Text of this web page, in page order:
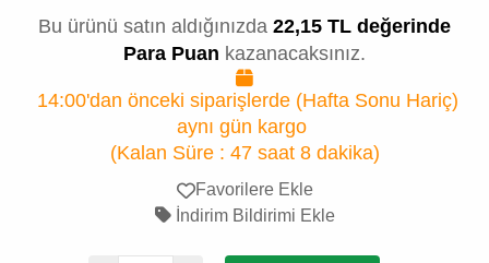
Bu ürünü satın aldığınızda 22,15 TL değerinde
Para Puan kazanacaksınız.
14:00'dan önceki siparişlerde (Hafta Sonu Hariç)
aynı gün kargo
(Kalan Süre : 47 saat 8 dakika)
Favorilere Ekle
İndirim Bildirimi Ekle